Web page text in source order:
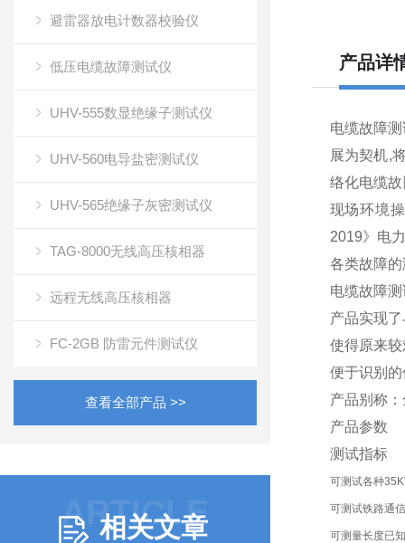
避雷器放电计数器校验仪
低压电缆故障测试仪
UHV-555数显绝缘子测试仪
UHV-560电导盐密测试仪
UHV-565绝缘子灰密测试仪
TAG-8000无线高压核相器
远程无线高压核相器
FC-2GB 防雷元件测试仪
查看全部产品 >>
ARTICLE
相关文章
产品详
电缆故障
展为契机,
络化电缆
现场环境
2019》电
各类故障
电缆故障
产品实现
使得原来
便于识别
产品别称
产品参数
测试指标
可测试各种
可测试铁路通
可测量长度已